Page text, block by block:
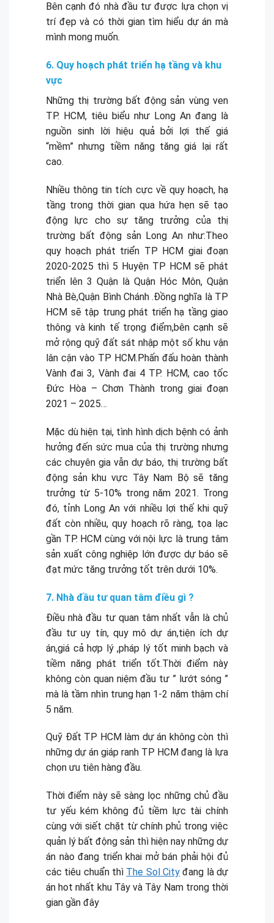
Bên cạnh đó nhà đầu tư được lựa chọn vị
trí đẹp và có thời gian tìm hiểu dự án mà
mình mong muốn.
6. Quy hoạch phát triển hạ tầng và khu
vực
Những thị trường bất động sản vùng ven
TP. HCM, tiêu biểu như Long An đang là
nguồn sinh lời hiệu quả bởi lợi thế giá
“mềm” nhưng tiềm năng tăng giá lại rất
cao.
Nhiều thông tin tích cực về quy hoạch, hạ
tầng trong thời gian qua hứa hẹn sẽ tạo
động lực cho sự tăng trưởng của thị
trường bất động sản Long An như:Theo
quy hoạch phát triển TP HCM giai đoạn
2020-2025 thì 5 Huyện TP HCM sẽ phát
triển lên 3 Quận là Quận Hóc Môn, Quận
Nhà Bè,Quận Bình Chánh .Đồng nghĩa là TP
HCM sẽ tập trung phát triển hạ tầng giao
thông và kinh tế trọng điểm,bên cạnh sẽ
mở rộng quỹ đất sát nhập một số khu vận
lân cận vào TP HCM.Phấn đấu hoàn thành
Vành đai 3, Vành đai 4 TP. HCM, cao tốc
Đức Hòa – Chơn Thành trong giai đoạn
2021 – 2025…
Mặc dù hiện tại, tình hình dịch bệnh có ảnh
hưởng đến sức mua của thị trường nhưng
các chuyên gia vẫn dự báo, thị trường bất
động sản khu vực Tây Nam Bộ sẽ tăng
trưởng từ 5-10% trong năm 2021. Trong
đó, tỉnh Long An với nhiều lợi thế khi quỹ
đất còn nhiều, quy hoạch rõ ràng, tọa lạc
gần TP. HCM cùng với nội lực là trung tâm
sản xuất công nghiệp lớn được dự báo sẽ
đạt mức tăng trưởng tốt trên dưới 10%.
7. Nhà đầu tư quan tâm điều gì ?
Điều nhà đầu tư quan tâm nhất vẫn là chủ
đầu tư uy tín, quy mô dự án,tiện ích dự
án,giá cả hợp lý ,pháp lý tốt minh bạch và
tiềm năng phát triển tốt.Thời điểm này
không còn quan niệm đầu tư ” lướt sóng ”
mà là tầm nhìn trung hạn 1-2 năm thậm chí
5 năm.
Quỹ Đất TP HCM làm dự án không còn thì
những dự án giáp ranh TP HCM đang là lựa
chọn ưu tiên hàng đầu.
Thời điểm này sẽ sàng lọc những chủ đầu
tư yếu kém không đủ tiềm lực tài chính
cùng với siết chặt từ chính phủ trong việc
quản lý bất động sản thì hiện nay những dự
án nào đang triển khai mở bán phải hội đủ
các tiêu chuẩn thì The Sol City đang là dự
án hot nhất khu Tây và Tây Nam trong thời
gian gần đây